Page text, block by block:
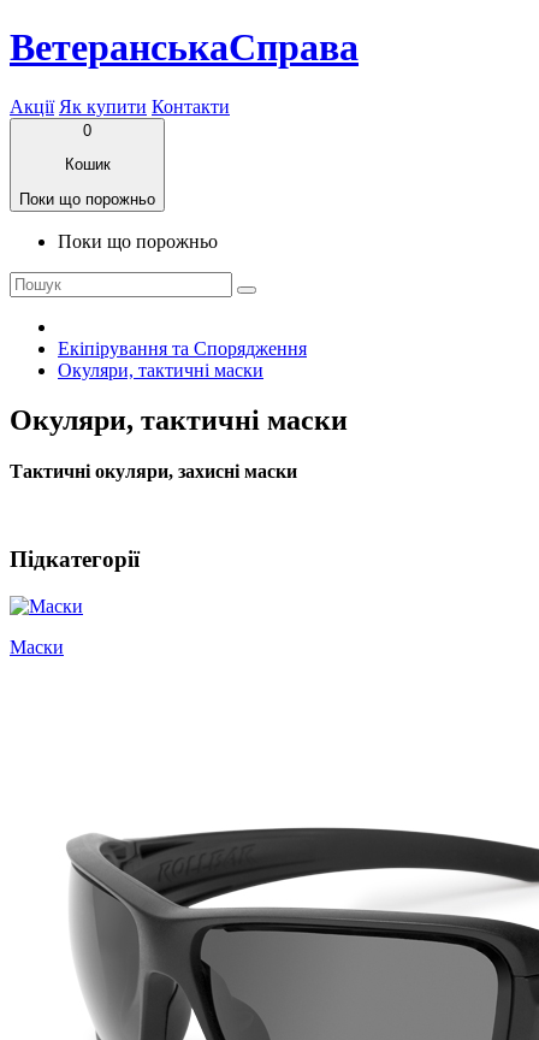
ВетеранськаСправа
Акції Як купити Контакти
0
Кошик
Поки що порожньо
Поки що порожньо
Екіпірування та Спорядження
Окуляри, тактичні маски
Окуляри, тактичні маски
Тактичні окуляри, захисні маски
Підкатегорії
Маски